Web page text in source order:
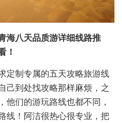
海八天品质游详细线路推
！
定制专属的五天攻略旅游线
己到处找攻略那样麻烦，之
他们的游玩路线也都不同，
线！阿洁很热心很专业，把